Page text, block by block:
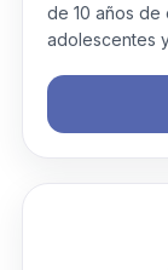
de 10 años de
adolescentes